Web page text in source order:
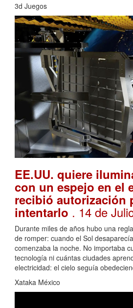
3d Juegos
EE.UU. quiere
con un espejo en el
recibió autorización
intentarlo . 14 de
Durante miles de años hubo una
de romper: cuando el Sol
comenzaba la noche. No importaba
tecnología ni cuántas ciudades
electricidad: el cielo seguía
Xataka México